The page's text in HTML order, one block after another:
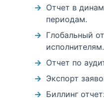
Отчет в
периодам.
Глобальный
исполнителям.
Отчет по
Экспорт
Биллинг